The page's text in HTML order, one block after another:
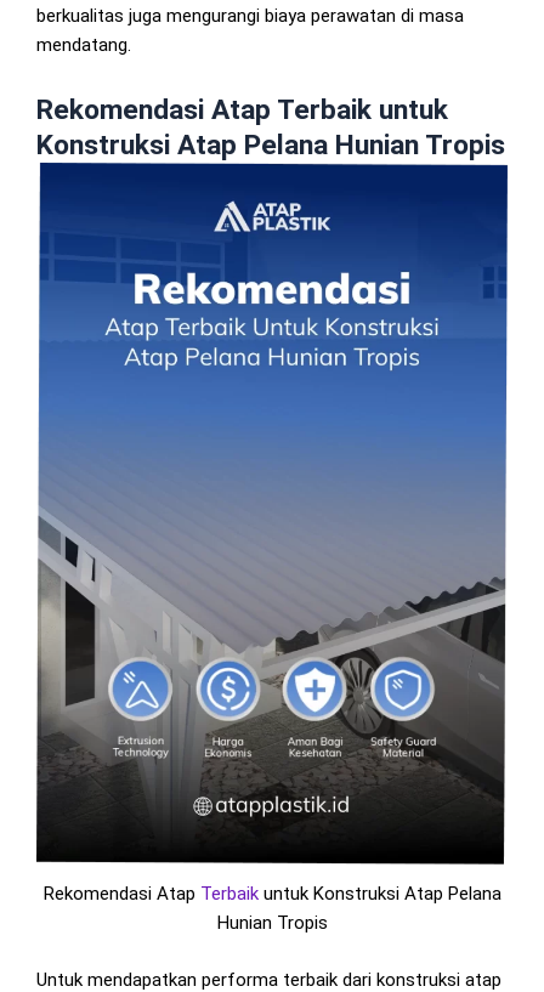
berkualitas juga mengurangi biaya perawatan di masa
mendatang.
Rekomendasi Atap Terbaik untuk
Konstruksi Atap Pelana Hunian Tropis
Rekomendasi Atap Terbaikuntuk Konstruksi Atap Pelana
Hunian Tropis
Untuk mendapatkan performa terbaik dari konstruksi atap